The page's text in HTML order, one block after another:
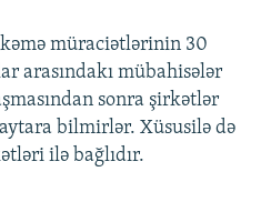
müraciətlərinin 30
arasındakı mübahisələr
sonra şirkətlər
bilmirlər. Xüsusilə də
ilə bağlıdır.